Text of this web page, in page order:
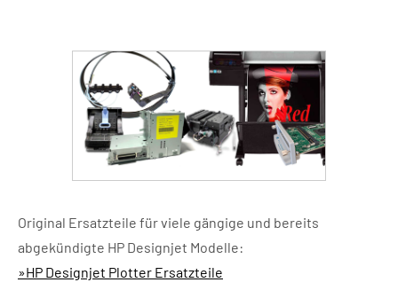
Original Ersatzteile für viele gängige und bereits
abgekündigte HP Designjet Modelle:
»HP Designjet Plotter Ersatzteile